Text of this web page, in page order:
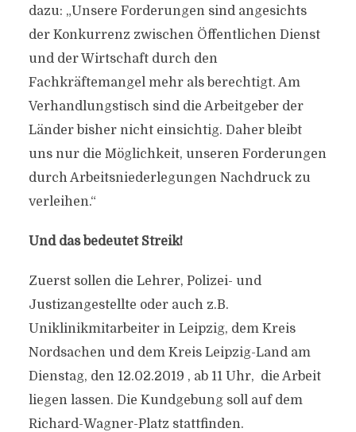
dazu: „Unsere Forderungen sind angesichts
der Konkurrenz zwischen Öffentlichen Dienst
und der Wirtschaft durch den
Fachkräftemangel mehr als berechtigt. Am
Verhandlungstisch sind die Arbeitgeber der
Länder bisher nicht einsichtig. Daher bleibt
uns nur die Möglichkeit, unseren Forderungen
durch Arbeitsniederlegungen Nachdruck zu
verleihen.“
Und das bedeutet Streik!
Zuerst sollen die Lehrer, Polizei- und
Justizangestellte oder auch z.B.
Uniklinikmitarbeiter in Leipzig, dem Kreis
Nordsachen und dem Kreis Leipzig-Land am
Dienstag, den 12.02.2019 , ab 11 Uhr, die Arbeit
liegen lassen. Die Kundgebung soll auf dem
Richard-Wagner-Platz stattfinden.